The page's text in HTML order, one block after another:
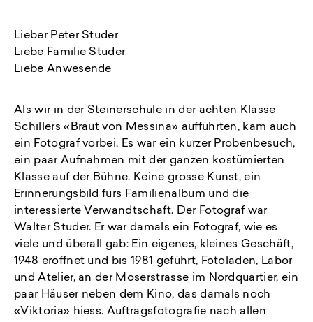
Lieber Peter Studer
Liebe Familie Studer
Liebe Anwesende
Als wir in der Steinerschule in der achten Klasse
Schillers «Braut von Messina» aufführten, kam auch
ein Fotograf vorbei. Es war ein kurzer Probenbesuch,
ein paar Aufnahmen mit der ganzen kostümierten
Klasse auf der Bühne. Keine grosse Kunst, ein
Erinnerungsbild fürs Familienalbum und die
interessierte Verwandtschaft. Der Fotograf war
Walter Studer. Er war damals ein Fotograf, wie es
viele und überall gab: Ein eigenes, kleines Geschäft,
1948 eröffnet und bis 1981 geführt, Fotoladen, Labor
und Atelier, an der Moserstrasse im Nordquartier, ein
paar Häuser neben dem Kino, das damals noch
«Viktoria» hiess. Auftragsfotografie nach allen